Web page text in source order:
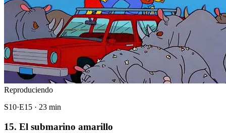
Reproduciendo
S10·E15 · 23 min
15. El submarino amarillo